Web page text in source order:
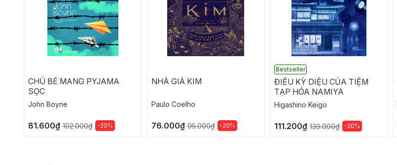
CHÚ BÉ MANG PYJAMA
SỌC
John Boyne
81.600₫ 102.000₫ -20%
NHÀ GIẢ KIM
Paulo Coelho
76.000₫ 95.000₫ -20%
Bestseller
ĐIỀU KỲ DIỆU CỦA TIỆM
TẠP HÓA NAMIYA
Higashino Keigo
111.200₫ 139.000₫ -20%